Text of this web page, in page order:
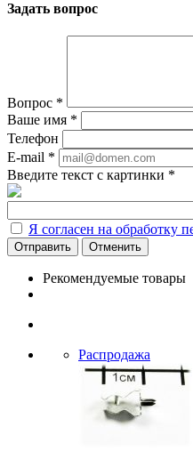
Задать вопрос
Вопрос *
Ваше имя *
Телефон
E-mail *
Введите текст с картинки *
Я согласен на обработку
Отменить
Рекомендуемые товары
Распродажа